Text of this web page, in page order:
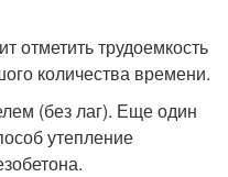
отметить трудоемкость
количества времени.
(без лаг). Еще один
утепление